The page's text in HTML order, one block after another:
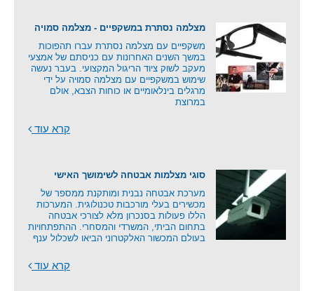
מצלמה נסתרת במשקפיים - מצלמה סמויה
משקפיים עם מצלמה נסתרת עברו תהפוכות
במשך השנים האחרונות עם כניסתם של אמצעי
מעקב לשוק ציוד הריגול המקצועי. בעבר נעשה
שימוש במשקפיים עם מצלמה סמויה על ידי
מרגלים בינלאומיים או כוחות הצבא, אולם
במרוצת
קרא עוד
סוגי מצלמות אבטחה לשימושך האישי
מערכת אבטחה נבנית ומותקנת ממספר של
מכשירים בעלי מורכבות טכנולוגית. המערכות
הללו פעולות בסנכרון מלא לצורכי אבטחה
בתחום הביתי, המשרדי והמסחרי. ההתפתחויות
בעולם המכשור האלקטרוני הביאו לשכלול ענף
קרא עוד